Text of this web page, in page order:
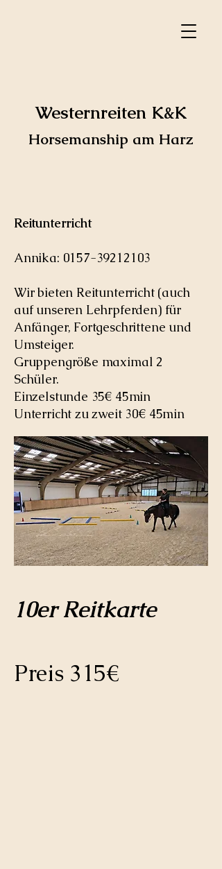
Westernreiten K&K
Horsemanship am Harz
Reitunterricht
Annika: 0157-39212103
Wir bieten Reitunterricht (auch
auf unseren Lehrpferden) für
Anfänger, Fortgeschrittene und
Umsteiger.
Gruppengröße maximal 2
Schüler.
Einzelstunde 35€ 45min
Unterricht zu zweit 30€ 45min
10er Reitkarte
Preis 315€